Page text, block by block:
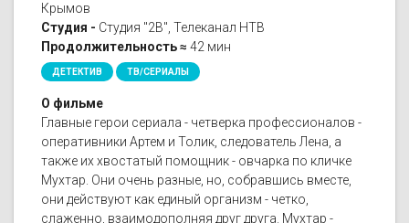
Крымов
Студия - Студия "2В", Телеканал НТВ
Продолжительность ≈ 42 мин
ДЕТЕКТИВ ТВ/СЕРИАЛЫ
О фильме
Главные герои сериала - четверка профессионалов -
оперативники Артем и Толик, следователь Лена, а
также их хвостатый помощник - овчарка по кличке
Мухтар. Они очень разные, но, собравшись вместе,
они действуют как единый организм - четко,
слаженно, взаимодополняя друг друга. Мухтар -